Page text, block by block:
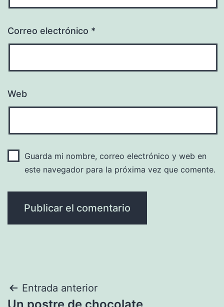
Correo electrónico *
Web
Guarda mi nombre, correo electrónico y web en
este navegador para la próxima vez que comente.
Navegación
Entrada anterior